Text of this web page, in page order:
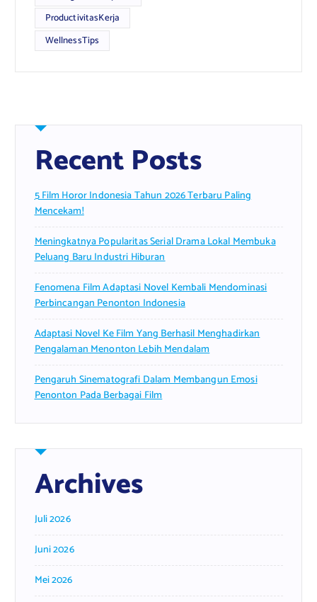
ProductivitasKerja
WellnessTips
Recent Posts
5 Film Horor Indonesia Tahun 2026 Terbaru Paling
Mencekam!
Meningkatnya Popularitas Serial Drama Lokal Membuka
Peluang Baru Industri Hiburan
Fenomena Film Adaptasi Novel Kembali Mendominasi
Perbincangan Penonton Indonesia
Adaptasi Novel Ke Film Yang Berhasil Menghadirkan
Pengalaman Menonton Lebih Mendalam
Pengaruh Sinematografi Dalam Membangun Emosi
Penonton Pada Berbagai Film
Archives
Juli 2026
Juni 2026
Mei 2026